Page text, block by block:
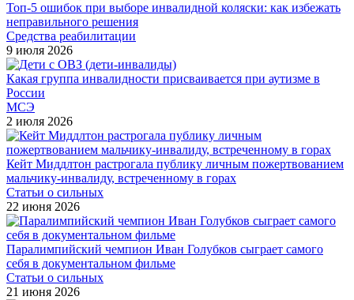
Топ-5 ошибок при выборе инвалидной коляски: как избежать
неправильного решения
Средства реабилитации
9 июля 2026
Какая группа инвалидности присваивается при аутизме в
России
МСЭ
2 июля 2026
Кейт Миддлтон растрогала публику личным пожертвованием
мальчику-инвалиду, встреченному в горах
Статьи о сильных
22 июня 2026
Паралимпийский чемпион Иван Голубков сыграет самого
себя в документальном фильме
Статьи о сильных
21 июня 2026